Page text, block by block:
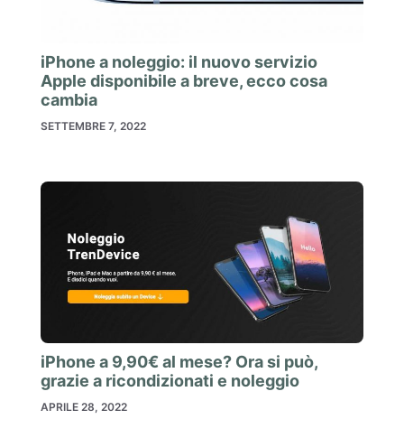
iPhone a noleggio: il nuovo servizio
Apple disponibile a breve, ecco cosa
cambia
SETTEMBRE 7, 2022
iPhone a 9,90€ al mese? Ora si può,
grazie a ricondizionati e noleggio
APRILE 28, 2022